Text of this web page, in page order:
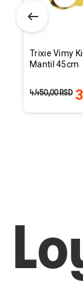
U KORPU
Trixie Vimy
Mantil 45cm
4.450,00RSD